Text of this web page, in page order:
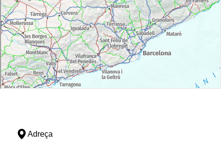
Adreça